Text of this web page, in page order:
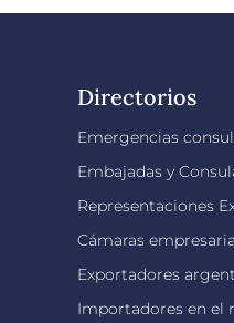
Directorios
Emergencias
Embajadas y
Representaciones
Cámaras
Exportadores
Importadores en el